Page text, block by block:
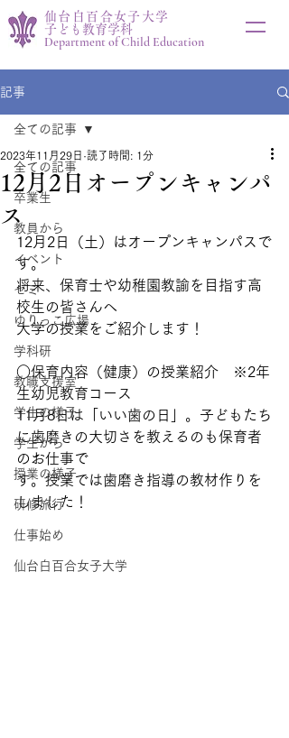
仙台白百合女子大学
子ども教育学科
Department of Child Education
記事
全ての記事
卒業生
教員から
イベント
ゼミ
ゆりっこ広場
学科研
教職支援室
学生の様子
学生から
授業の様子
研修旅行
仕事始め
仙台白百合女子大学
全ての記事
12月2日オープンキャンパ
ス
2023年11月29日 読了時間: 1分
12月2日（土）はオープンキャンパスで
す。
将来、保育士や幼稚園教諭を目指す高
校生の皆さんへ
大学の授業をご紹介します！
○保育内容（健康）の授業紹介　※2年
生幼児教育コース
11月8日は「いい歯の日」。子どもたち
に歯磨きの大切さを教えるのも保育者
のお仕事で
す。授業では歯磨き指導の教材作りを
しました！